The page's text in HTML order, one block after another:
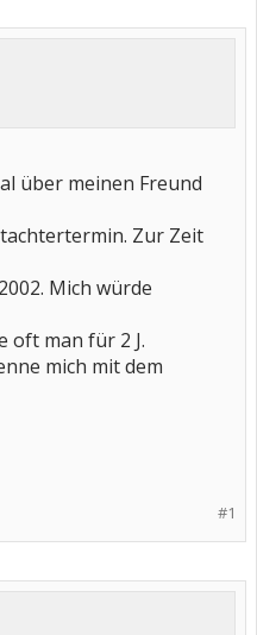
über meinen Freund
Zur Zeit
Mich würde
oft man für 2 J.
mich mit dem
#1